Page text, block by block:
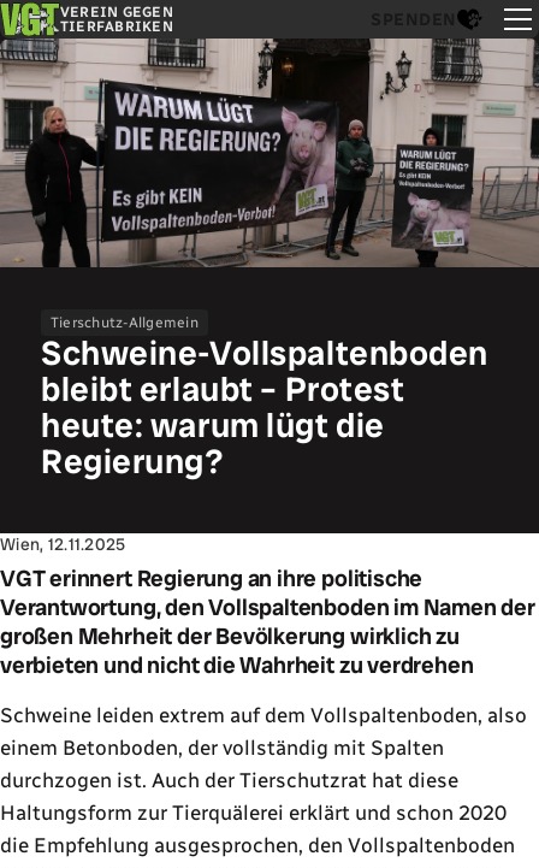
VEREIN GEGEN
TIERFABRIKEN
SPENDEN
Tierschutz-Allgemein
Schweine-Vollspaltenboden
bleibt erlaubt – Protest
heute: warum lügt die
Regierung?
Wien, 12.11.2025
VGT erinnert Regierung an ihre politische
Verantwortung, den Vollspaltenboden im Namen der
großen Mehrheit der Bevölkerung wirklich zu
verbieten und nicht die Wahrheit zu verdrehen
Schweine leiden extrem auf dem Vollspaltenboden, also
einem Betonboden, der vollständig mit Spalten
durchzogen ist. Auch der Tierschutzrat hat diese
Haltungsform zur Tierquälerei erklärt und schon 2020
die Empfehlung ausgesprochen, den Vollspaltenboden